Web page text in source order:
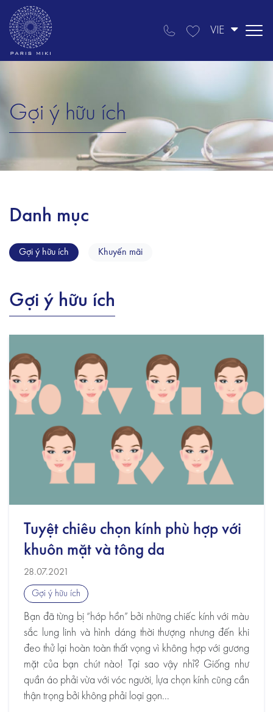
VIE
Gợi ý hữu ích
Danh mục
Gợi ý hữu ích Khuyến mãi
Gợi ý hữu ích
Tuyệt chiêu chọn kính phù hợp với
khuôn mặt và tông da
28.07.2021
Gợi ý hữu ích
Bạn đã từng bị “hớp hồn” bởi những chiếc kính với màu
sắc lung linh và hình dáng thời thượng nhưng đến khi
đeo thử lại hoàn toàn thất vọng vì không hợp với gương
mặt của bạn chút nào! Tại sao vậy nhỉ? Giống như
quần áo phải vừa với vóc người, lựa chọn kính cũng cần
thận trọng bởi không phải loại gọn...